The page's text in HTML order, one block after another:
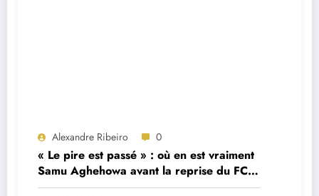
Alexandre Ribeiro 0
« Le pire est passé » : où en est vraiment
Samu Aghehowa avant la reprise du FC
Porto ?